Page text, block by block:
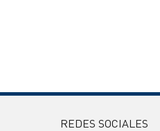
REDES SOCIALES